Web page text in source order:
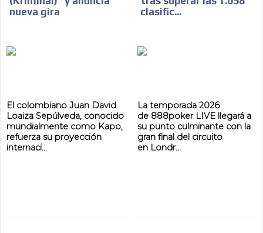
nueva gira
El colombiano Juan David
Loaiza Sepúlveda, conocido
mundialmente como Kapo,
refuerza su proyección
internaci...
clasific...
La temporada 2026
de 888poker LIVE llegará a
su punto culminante con la
gran final del circuito
en Londr...